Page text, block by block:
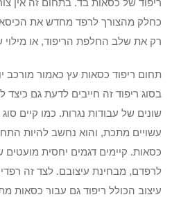
כחלק מהצורך לרפד מחדש את
רק את שלב החלפת הריפוד, או מילוי
תחום ריפוד כסאות עץ כאמור מורכב
בסוג ריפוד זה חייבים לדעת גם
שונים של עבודות נגרות. כמו קיים
עשויים מתכת, והוא נחשב להיות
כסאות. קיימים דגמים יחסית
לרפדם, מבחינת עיצובם. לצד זה
עיצוב הכולל ריפוד גם עבור כסאות